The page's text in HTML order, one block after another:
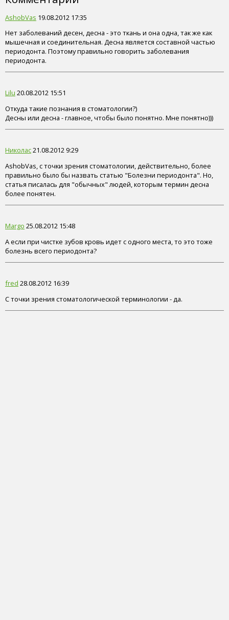
AshobVas 19.08.2012 17:35
Нет заболеваний десен, десна - это ткань и она одна, так же как
мышечная и соединительная. Десна является составной частью
периодонта. Поэтому правильно говорить заболевания
периодонта.
Lilu 20.08.2012 15:51
Откуда такие познания в стоматологии?)
Десны или десна - главное, чтобы было понятно. Мне понятно)))
Николас21.08.2012 9:29
AshobVas, с точки зрения стоматологии, действительно, более
правильно было бы назвать статью "Болезни периодонта". Но,
статья писалась для "обычных" людей, которым термин десна
более понятен.
Margo 25.08.2012 15:48
А если при чистке зубов кровь идет с одного места, то это тоже
болезнь всего периодонта?
fred 28.08.2012 16:39
С точки зрения стоматологической терминологии - да.